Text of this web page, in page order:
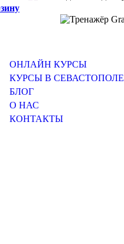
ОНЛАЙН КУРСЫ
КУРСЫ В СЕВАСТОПОЛЕ
БЛОГ
О НАС
КОНТАКТЫ